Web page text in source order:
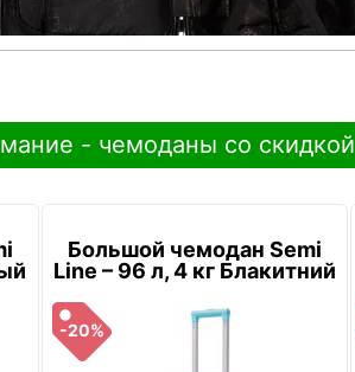
- чемоданы со скидкой
Большой чемодан Semi
Line – 96 л, 4 кг Блакитний
-20%